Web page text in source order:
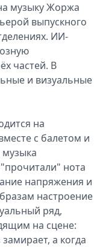
музыку Жоржа
выпускного
ИИ-
частей. В
и визуальные
на
с балетом и
музыка
нота
напряжения и
настроение
ряд,
на сцене:
а когда